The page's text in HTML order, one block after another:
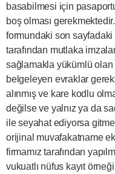
basabilmesi için
boş olması
formundaki son
tarafından mutlaka
sağlamakla yükümlü
belgeleyen evraklar
alınmış ve kare kodlu
değilse ve yalnız ya da
ile seyahat ediyorsa
orijinal muvafakatname
firmamız tarafından
vukuatlı nüfus kayıt